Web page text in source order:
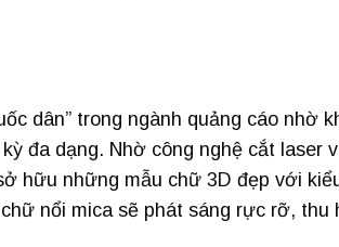
dân” trong ngành quảng cáo nhờ
đa dạng. Nhờ công nghệ cắt laser
hữu những mẫu chữ 3D đẹp với
nổi mica sẽ phát sáng rực rỡ, thu